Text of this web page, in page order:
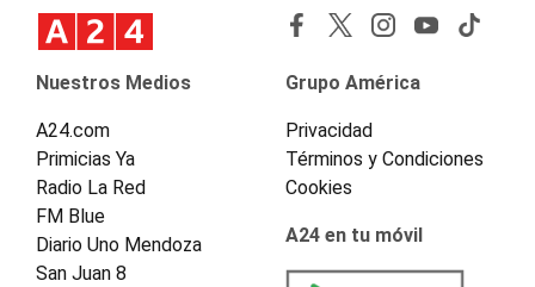
Nuestros Medios
A24.com
Primicias Ya
Radio La Red
FM Blue
Diario Uno Mendoza
San Juan 8
Grupo América
Privacidad
Términos y Condiciones
Cookies
A24 en tu móvil